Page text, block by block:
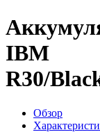
IBM
R30/
Обзор